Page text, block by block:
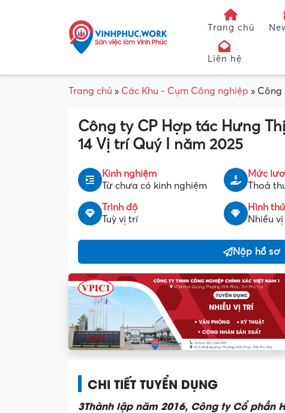
Trang chủ
Liên hệ
Trang chủ » Các Khu - Cụm Công nghiệp » Công
Công ty CP Hợp tác Hưng
14 Vị trí Quý I năm 2025
Kinh nghiệm
Từ chưa có kinh nghiệm
Mức
Thoả
Trình độ
Tuỳ vị trí
Hình
Nhiều
Nộp hồ sơ
CHI TIẾT TUYỂN DỤNG
3Thành lập năm 2016, Công ty Cổ phần